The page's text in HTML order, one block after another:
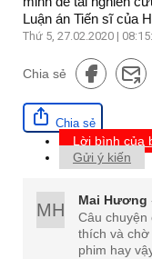
Luận án Tiến sĩ của
Thứ 5, 27.02.2020 |
Chia sẻ
Chia sẻ
Lời bình của
Gửi ý kiến
MH Mai Hương
Câu chuyện
thích và
phim hay